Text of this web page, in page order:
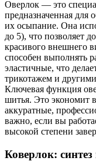
Оверлок — это
предназначенная для
их осыпание. Она
до 5), что позволяет
красивого внешнего
способен выполнять
эластичные, что
трикотажем и
Ключевая функция
шитья. Это экономит
аккуратные,
важно, если вы
высокой степени
Коверлок: